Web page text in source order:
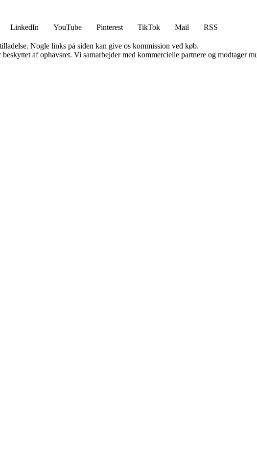
LinkedIn YouTube Pinterest TikTok Mail
RSS
Nogle links på siden kan give os kommission ved køb.
af ophavsret. Vi samarbejder med kommercielle partnere og modtager